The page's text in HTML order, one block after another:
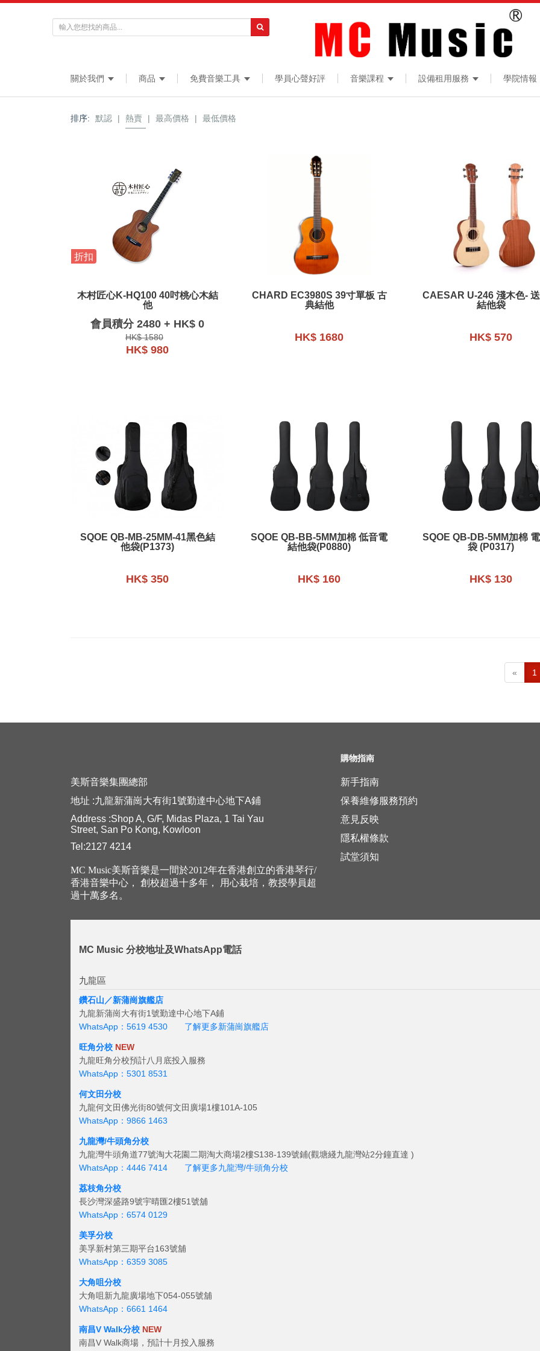
關於我們 商品 免費音樂工具 學員心聲好評 音樂課程 設備租用服務 學院情報
排序: 默認 | 熱賣 | 最高價格 | 最低價格
折扣
木村匠心K-HQ100 40吋桃心木結
他
會員積分 2480 + HK$ 0
HK$ 1580
HK$ 980
CHARD EC3980S 39寸單板 古
典結他
HK$ 1680
CAESAR U-246 淺木色-
結他袋
HK$ 570
SQOE QB-MB-25MM-41黑色結
他袋(P1373)
HK$ 350
SQOE QB-BB-5MM加棉 低音電
結他袋(P0880)
HK$ 160
SQOE QB-DB-5MM加棉
袋 (P0317)
HK$ 130
« 1
購物指南
美斯音樂集團總部
地址 :九龍新蒲崗大有街1號勤達中心地下A鋪
Address :Shop A, G/F, Midas Plaza, 1 Tai Yau
Street, San Po Kong, Kowloon
Tel:2127 4214
新手指南
保養維修服務預約
意見反映
隱私權條款
試堂須知
MC Music美斯音樂是一間於2012年在香港創立的香港琴行/
香港音樂中心， 創校超過十多年， 用心栽培，教授學員超
過十萬多名。
MC Music 分校地址及WhatsApp電話
九龍區
鑽石山／新蒲崗旗艦店
九龍新蒲崗大有街1號勤達中心地下A鋪
WhatsApp：5619 4530
了解更多新蒲崗旗艦店
旺角分校 NEW
九龍旺角分校預計八月底投入服務
WhatsApp：5301 8531
何文田分校
九龍何文田佛光街80號何文田廣場1樓101A-105
WhatsApp：9866 1463
九龍灣/牛頭角分校
九龍灣牛頭角道77號淘大花園二期淘大商場2樓S138-139號鋪(觀塘綫九龍灣站2分鐘直達 )
WhatsApp：4446 7414
了解更多九龍灣/牛頭角分校
荔枝角分校
長沙灣深盛路9號宇晴匯2樓51號舖
WhatsApp：6574 0129
美孚分校
美孚新村第三期平台163號舖
WhatsApp：6359 3085
大角咀分校
大角咀新九龍廣場地下054-055號舖
WhatsApp：6661 1464
南昌V Walk分校 NEW
南昌V Walk商場，預計十月投入服務